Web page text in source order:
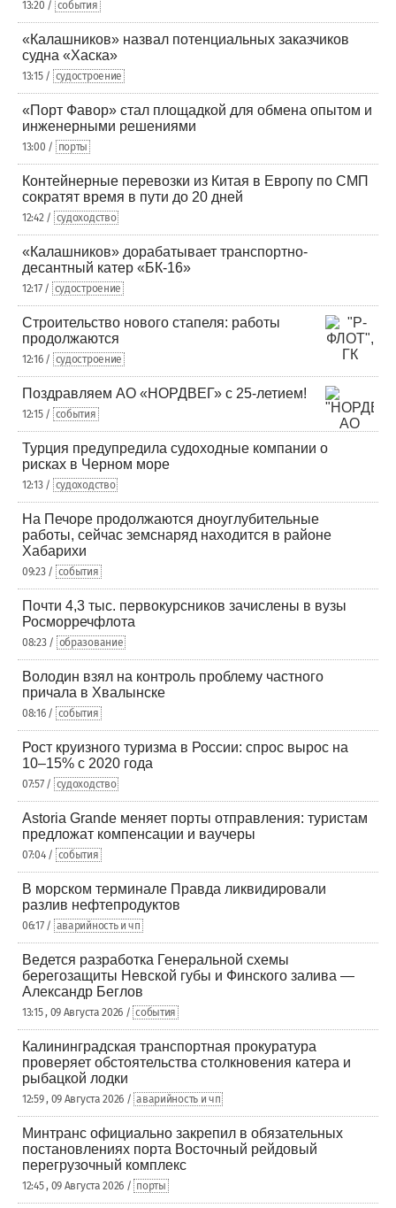
13:20 / события
«Калашников» назвал потенциальных заказчиков
судна «Хаска»
13:15 / судостроение
«Порт Фавор» стал площадкой для обмена опытом и
инженерными решениями
13:00 / порты
Контейнерные перевозки из Китая в Европу по СМП
сократят время в пути до 20 дней
12:42 / судоходство
«Калашников» дорабатывает транспортно-
десантный катер «БК-16»
12:17 / судостроение
Строительство нового стапеля: работы
продолжаются
12:16 / судостроение
Поздравляем АО «НОРДВЕГ» с 25-летием!
12:15 / события
Турция предупредила судоходные компании о
рисках в Черном море
12:13 / судоходство
На Печоре продолжаются дноуглубительные
работы, сейчас земснаряд находится в районе
Хабарихи
09:23 / события
Почти 4,3 тыс. первокурсников зачислены в вузы
Росморречфлота
08:23 / образование
Володин взял на контроль проблему частного
причала в Хвалынске
08:16 / события
Рост круизного туризма в России: спрос вырос на
10–15% с 2020 года
07:57 / судоходство
Astoria Grande меняет порты отправления: туристам
предложат компенсации и ваучеры
07:04 / события
В морском терминале Правда ликвидировали
разлив нефтепродуктов
06:17 / аварийность и чп
Ведется разработка Генеральной схемы
берегозащиты Невской губы и Финского залива —
Александр Беглов
13:15 , 09 Августа 2026 / события
Калининградская транспортная прокуратура
проверяет обстоятельства столкновения катера и
рыбацкой лодки
12:59 , 09 Августа 2026 / аварийность и чп
Минтранс официально закрепил в обязательных
постановлениях порта Восточный рейдовый
перегрузочный комплекс
12:45 , 09 Августа 2026 / порты